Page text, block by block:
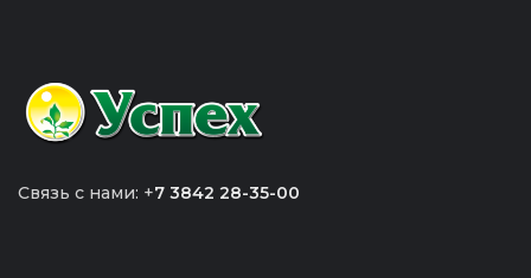
Связь с нами: +7 3842 28-35-00